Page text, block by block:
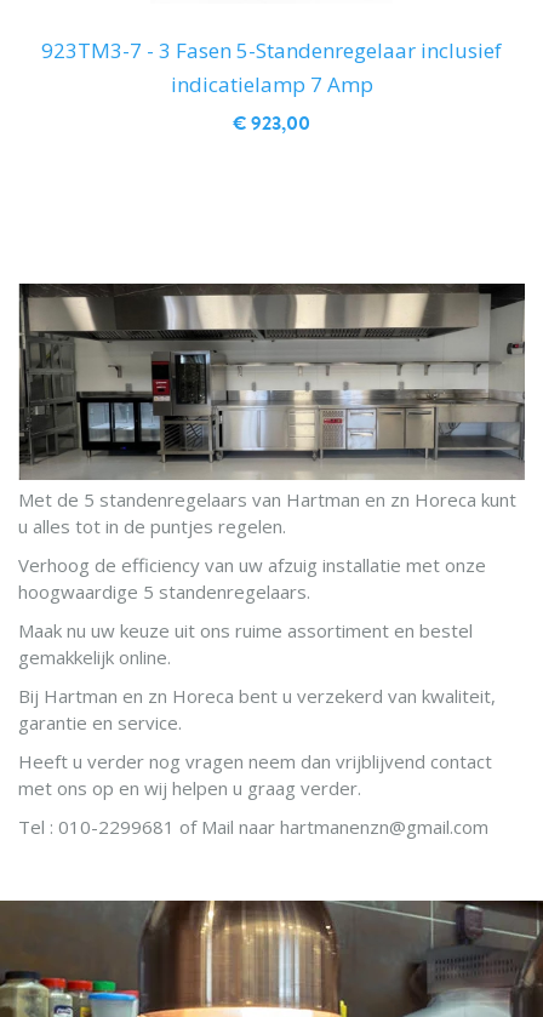
923TM3-7 - 3 Fasen 5-Standenregelaar inclusief
indicatielamp 7 Amp
€ 923,00
Met de 5 standenregelaars van Hartman en zn Horeca kunt
u alles tot in de puntjes regelen.
Verhoog de efficiency van uw afzuig installatie met onze
hoogwaardige 5 standenregelaars.
Maak nu uw keuze uit ons ruime assortiment en bestel
gemakkelijk online.
Bij Hartman en zn Horeca bent u verzekerd van kwaliteit,
garantie en service.
Heeft u verder nog vragen neem dan vrijblijvend contact
met ons op en wij helpen u graag verder.
Tel : 010-2299681 of Mail naar hartmanenzn@gmail.com